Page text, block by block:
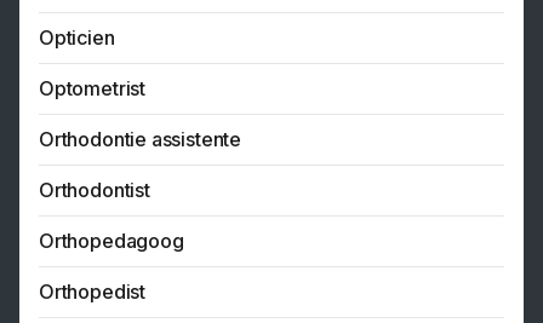
Opticien
Optometrist
Orthodontie assistente
Orthodontist
Orthopedagoog
Orthopedist